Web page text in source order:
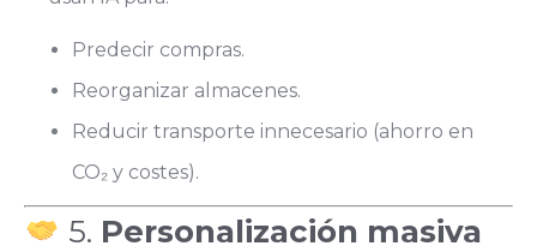
Predecir compras.
Reorganizar almacenes.
Reducir transporte innecesario (ahorro en
CO₂ y costes).
5. Personalización masiva